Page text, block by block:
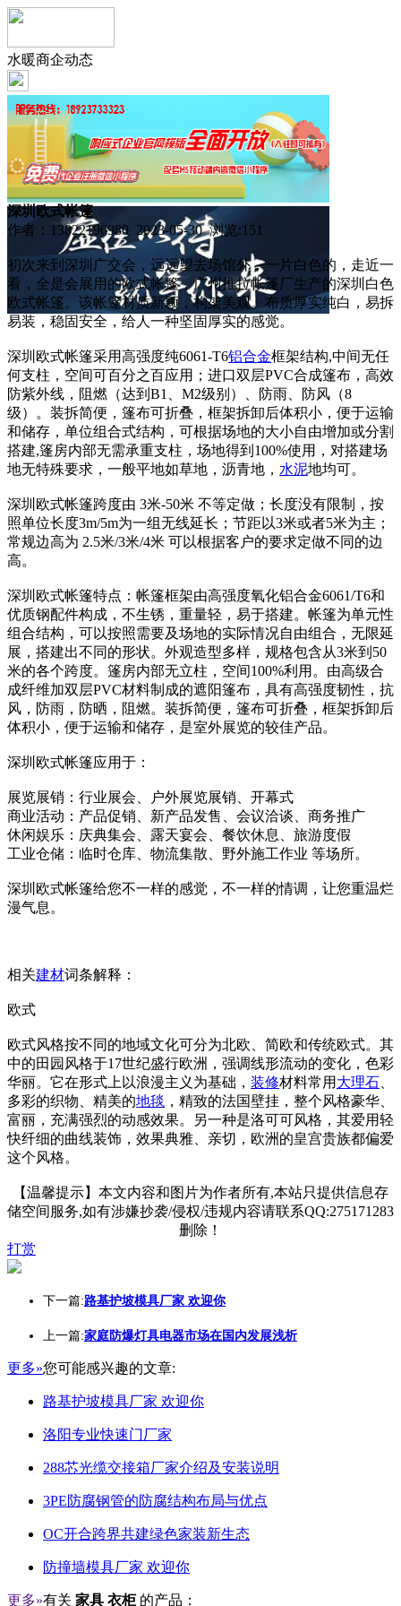
水暖商企动态
深圳欧式帐篷
作者：13822196980 2023-05-30 浏览:151
初次来到深圳广交会，远远望去场馆外，一片白色的，走近一
看，全是会展用的欧式帐篷，广州推拉帐篷厂生产的深圳白色
欧式帐篷。该帐篷材质新颖，构架美观。布质厚实纯白，易拆
易装，稳固安全，给人一种坚固厚实的感觉。
深圳欧式帐篷采用高强度纯6061-T6铝合金框架结构,中间无任
何支柱，空间可百分之百应用；进口双层PVC合成篷布，高效
防紫外线，阻燃（达到B1、M2级别）、防雨、防风（8
级）。装拆简便，篷布可折叠，框架拆卸后体积小，便于运输
和储存，单位组合式结构，可根据场地的大小自由增加或分割
搭建,篷房内部无需承重支柱，场地得到100%使用，对搭建场
地无特殊要求，一般平地如草地，沥青地， 水泥地均可。
深圳欧式帐篷跨度由 3米-50米 不等定做；长度没有限制，按
照单位长度3m/5m为一组无线延长；节距以3米或者5米为主；
常规边高为 2.5米/3米/4米 可以根据客户的要求定做不同的边
高。
深圳欧式帐篷特点：帐篷框架由高强度氧化铝合金6061/T6和
优质钢配件构成，不生锈，重量轻，易于搭建。帐篷为单元性
组合结构，可以按照需要及场地的实际情况自由组合，无限延
展，搭建出不同的形状。外观造型多样，规格包含从3米到50
米的各个跨度。篷房内部无立柱，空间100%利用。由高级合
成纤维加双层PVC材料制成的遮阳篷布，具有高强度韧性，抗
风，防雨，防晒，阻燃。装拆简便，篷布可折叠，框架拆卸后
体积小，便于运输和储存，是室外展览的较佳产品。
深圳欧式帐篷应用于：
展览展销：行业展会、户外展览展销、开幕式
商业活动：产品促销、新产品发售、会议洽谈、商务推广
休闲娱乐：庆典集会、露天宴会、餐饮休息、旅游度假
工业仓储：临时仓库、物流集散、野外施工作业 等场所。
深圳欧式帐篷给您不一样的感觉，不一样的情调，让您重温烂
漫气息。
相关建材词条解释：
欧式
欧式风格按不同的地域文化可分为北欧、简欧和传统欧式。其
中的田园风格于17世纪盛行欧洲，强调线形流动的变化，色彩
华丽。它在形式上以浪漫主义为基础， 装修材料常用 大理石
多彩的织物、精美的地毯 ，精致的法国壁挂，整个风格豪华、
富丽，充满强烈的动感效果。另一种是洛可可风格，其爱用轻
快纤细的曲线装饰，效果典雅、亲切，欧洲的皇宫贵族都偏爱
这个风格。
【温馨提示】本文内容和图片为作者所有,本站只提供信息存
储空间服务,如有涉嫌抄袭/侵权/违规内容请联系QQ:275171283
删除！
打赏
下一篇:路基护坡模具厂家 欢迎你
上一篇:家庭防爆灯具电器市场在国内发展浅析
更多»您可能感兴趣的文章:
路基护坡模具厂家 欢迎你
洛阳专业快速门厂家
288芯光缆交接箱厂家介绍及安装说明
3PE防腐钢管的防腐结构布局与优点
OC开合跨界共建绿色家装新生态
防撞墙模具厂家 欢迎你
更多»有关 家具 衣柜 的产品：